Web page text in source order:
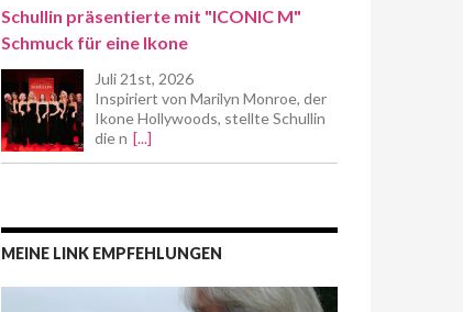
Schullin präsentierte mit "ICONIC M"
Schmuck für eine Ikone
Juli 21st, 2026
Inspiriert von Marilyn Monroe, der
Ikone Hollywoods, stellte Schullin
die n [...]
MEINE LINK EMPFEHLUNGEN